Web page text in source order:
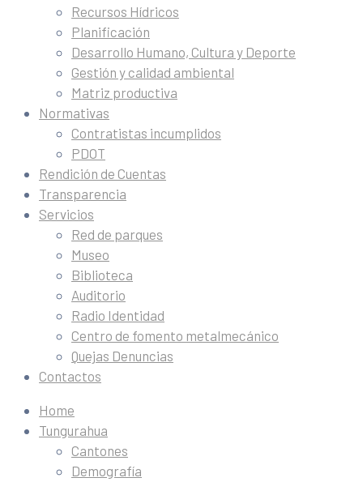
Recursos Hídricos
Planificación
Desarrollo Humano, Cultura y Deporte
Gestión y calidad ambiental
Matriz productiva
Normativas
Contratistas incumplidos
PDOT
Rendición de Cuentas
Transparencia
Servicios
Red de parques
Museo
Biblioteca
Auditorio
Radio Identidad
Centro de fomento metalmecánico
Quejas Denuncias
Contactos
Home
Tungurahua
Cantones
Demografía